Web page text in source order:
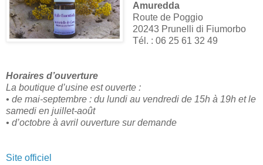
Amuredda
Route de Poggio
20243 Prunelli di Fiumorbo
Tél. : 06 25 61 32 49
Horaires d’ouverture
La boutique d’usine est ouverte :
• de mai-septembre : du lundi au vendredi de 15h à 19h et le
samedi en juillet-août
• d’octobre à avril ouverture sur demande
Site officiel